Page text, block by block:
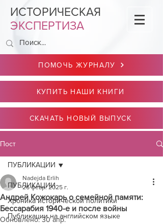
ИСТОРИЧЕСКАЯ
ЭКСПЕРТИЗА
ПОМОЧЬ ЖУРНАЛУ
КУПИТЬ НАШИ КНИГИ
СКАЧАТЬ НОВЫЙ ВЫПУСК
Пост
ПУБЛИКАЦИИ
Хроника исторической политики
Публикации на английском языке
ПУБЛИКАЦИИ
Андрей Кожокарь о семейной памяти:
Бессарабия 1940-е и после войны
Nadejda Erlih
26 февр. 2025 г.
Обновлено:30 апр.